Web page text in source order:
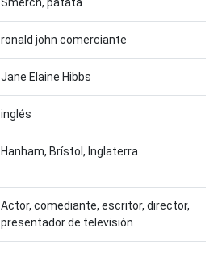
ronald john comerciante
Jane Elaine Hibbs
inglés
Hanham, Brístol, Inglaterra
Actor, comediante, escritor, director,
presentador de televisión